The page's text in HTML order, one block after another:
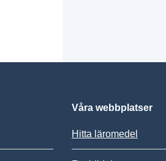
Våra webbplatser
Hitta läromedel